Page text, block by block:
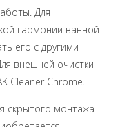
Для
гармонии ванной
его с другими
внешней очистки
Cleaner Chrome.
скрытого монтажа